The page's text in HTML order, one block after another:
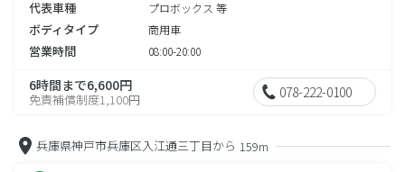
代表車種 プロボックス 等
ボディタイプ 商用車
営業時間 08:00-20:00
6時間まで6,600円
免責補償制度1,100円 078-222-0100
兵庫県神戸市兵庫区入江通三丁目から 159m